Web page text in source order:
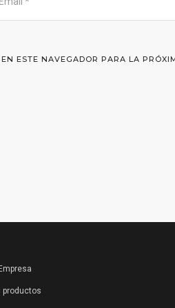
ESTE NAVEGADOR PARA LA
productos